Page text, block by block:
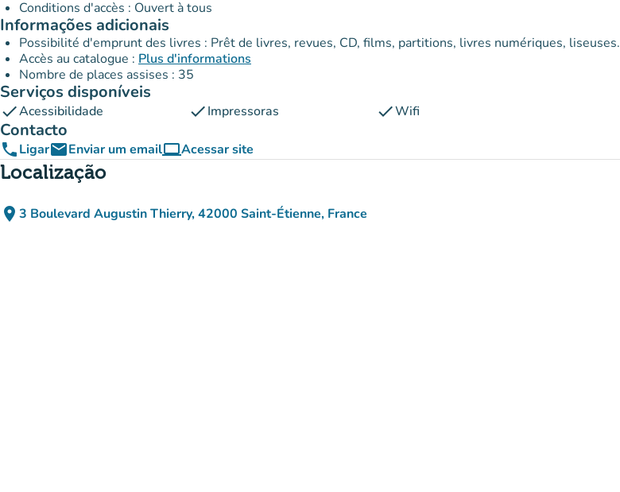
Conditions d'accès : Ouvert à tous
Informações adicionais
Possibilité d'emprunt des livres : Prêt de livres, revues, CD, films, partitions, livres numériques, liseuses.
Accès au catalogue : Plus d'informations
Nombre de places assises : 35
Serviços disponíveis
checkAcessibilidade checkImpressoras checkWifi
Contacto
phoneLigaremailEnviar um emailcomputerAcessar site
(novo separador)
Localização
place 3 Boulevard Augustin Thierry, 42000 Saint-Étienne, France
(abrir no Google Maps)
(novo separador)